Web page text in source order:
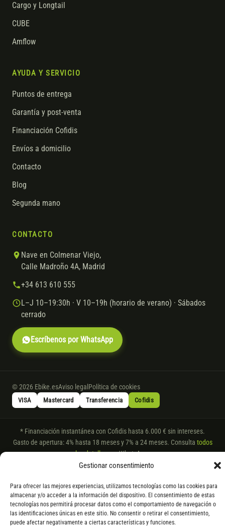
Gestionar consentimiento
Para ofrecer las mejores experiencias, utilizamos tecnologías como las cookies para
almacenar y/o acceder a la información del dispositivo. El consentimiento de estas
tecnologías nos permitirá procesar datos como el comportamiento de navegación o
las identificaciones únicas en este sitio. No consentir o retirar el consentimiento,
puede afectar negativamente a ciertas características y funciones.
Cargo y Longtail
CUBE
Amflow
AYUDA Y SERVICIO
Puntos de entrega
Garantía y post-venta
Financiación Cofidis
Envíos a domicilio
Contacto
Blog
Segunda mano
CONTACTO
Nave en Colmenar Viejo,
Calle Madroño 4A, Madrid
+34 613 610 555
L–J 10–19:30h · V 10–19h (horario de verano) · Sábados
cerrado
Escríbenos por WhatsApp
© 2026 Ebike.esAviso legal Política de cookies
VISA Mastercard Transferencia Cofidis
* Financiación instantánea con Cofidis hasta 6.000 € sin intereses.
Gasto de apertura: 4% hasta 18 meses y 7% a 24 meses. Consulta todos
los detallespor WhatsApp.
* Los modelos con entrega inmediata se envían 24 h laborables tras el
servir el producto, se devuelve el importe sin coste. La información de
componentes es orientativa; los fabricantes pueden sustituir elementos
por otros equivalentes o superiores.